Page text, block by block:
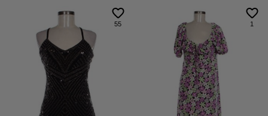
55 1